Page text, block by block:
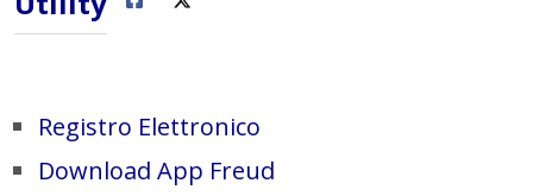
Registro Elettronico
Download App Freud